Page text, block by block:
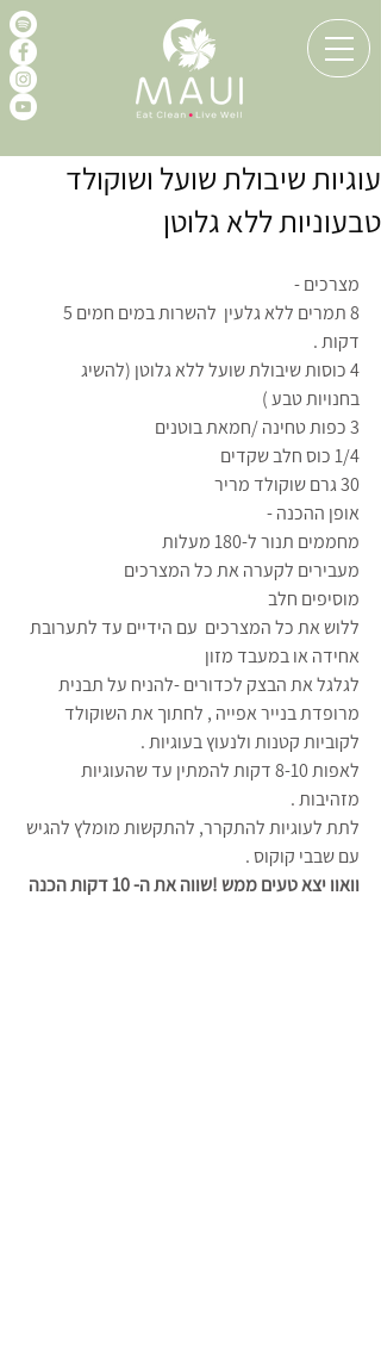
עוגיות שיבולת שועל ושוקולד
טבעוניות ללא גלוטן
מצרכים -
דקות .
4 כוסות שיבולת שועל ללא גלוטן (להשיג
בחנויות טבע )
3 כפות טחינה /חמאת בוטנים
1/4 כוס חלב שקדים
30 גרם שוקולד מריר
אופן ההכנה -
מחממים תנור ל-180 מעלות
מעבירים לקערה את כל המצרכים
מוסיפים חלב
ללוש את כל המצרכים  עם הידיים עד לתערובת
אחידה או במעבד מזון
לגלגל את הבצק לכדורים -להניח על תבנית
מרופדת בנייר אפייה , לחתוך את השוקולד
לקוביות קטנות ולנעוץ בעוגיות .
לאפות 8-10 דקות להמתין עד שהעוגיות
מזהיבות .
לתת לעוגיות להתקרר, להתקשות מומלץ להגיש
עם שבבי קוקוס .
וואוו יצא טעים ממש !שווה את ה- 10 דקות הכנה